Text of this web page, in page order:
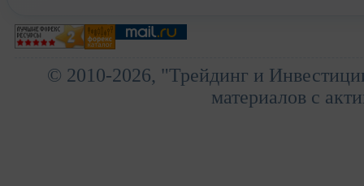
© 2010-2026, "Трейдинг и
материалов с